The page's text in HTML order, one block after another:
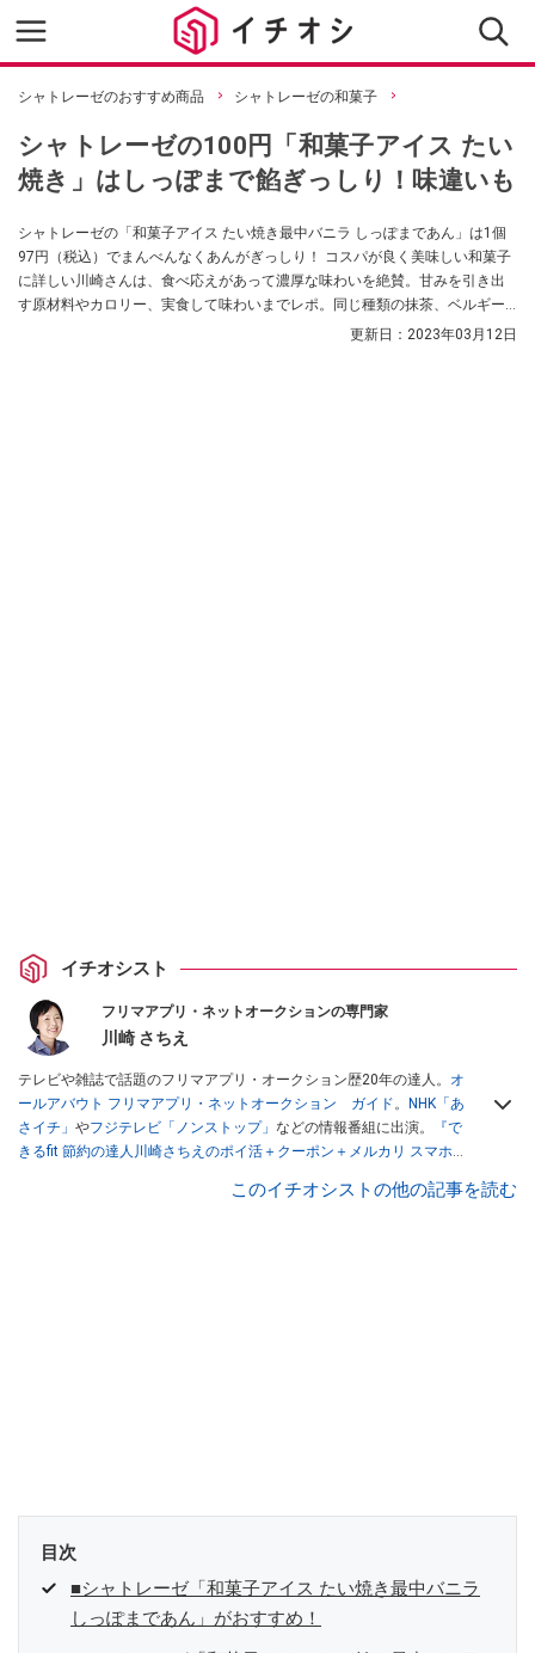
シャトレーゼのおすすめ商品 シャトレーゼの和菓子
シャトレーゼの100円「和菓子アイス たい
焼き」はしっぽまで餡ぎっしり！味違いも
シャトレーゼの「和菓子アイス たい焼き最中バニラ しっぽまであん」は1個
97円（税込）でまんべんなくあんがぎっしり！ コスパが良く美味しい和菓子
に詳しい川崎さんは、食べ応えがあって濃厚な味わいを絶賛。甘みを引き出
す原材料やカロリー、実食して味わいまでレポ。同じ種類の抹茶、ベルギー
更新日： 2023年03月12日
イチオシスト
フリマアプリ・ネットオークションの専門家
川崎 さちえ
テレビや雑誌で話題のフリマアプリ・オークション歴20年の達人。 オ
ールアバウト フリマアプリ・ネットオークション ガイド。
NHK「あ
さイチ」 やフジテレビ「ノンストップ」 などの情報番組に出演。
『で
きるfit 節約の達人川崎さちえのポイ活＋クーポン＋メルカリ スマホで
スマホ1つでスキマ時間に効率的に稼ぐ！』（翔泳社刊） ほか著書多
このイチオシストの他の記事を読む
目次
■シャトレーゼ「和菓子アイス たい焼き最中バニラ
しっぽまであん」がおすすめ！